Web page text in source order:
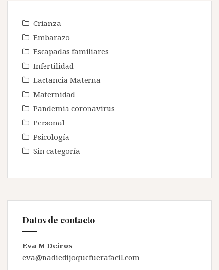
Crianza
Embarazo
Escapadas familiares
Infertilidad
Lactancia Materna
Maternidad
Pandemia coronavirus
Personal
Psicología
Sin categoría
Datos de contacto
Eva M Deiros
eva@nadiedijoquefuerafacil.com